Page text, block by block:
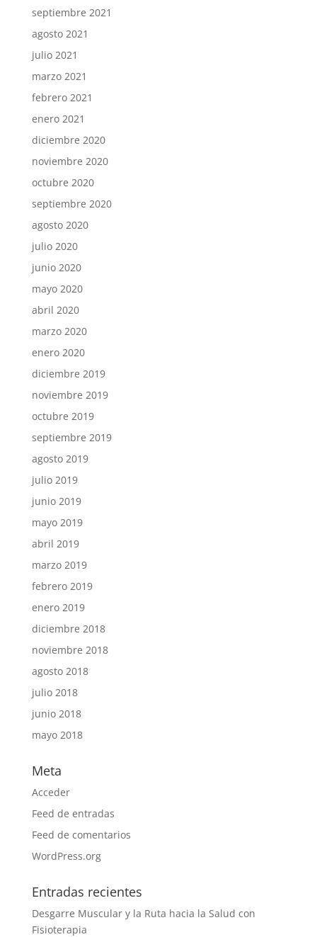
septiembre 2021
agosto 2021
julio 2021
marzo 2021
febrero 2021
enero 2021
diciembre 2020
noviembre 2020
octubre 2020
septiembre 2020
agosto 2020
julio 2020
junio 2020
mayo 2020
abril 2020
marzo 2020
enero 2020
diciembre 2019
noviembre 2019
octubre 2019
septiembre 2019
agosto 2019
julio 2019
junio 2019
mayo 2019
abril 2019
marzo 2019
febrero 2019
enero 2019
diciembre 2018
noviembre 2018
agosto 2018
julio 2018
junio 2018
mayo 2018
Meta
Acceder
Feed de entradas
Feed de comentarios
WordPress.org
Entradas recientes
Desgarre Muscular y la Ruta hacia la Salud con
Fisioterapia